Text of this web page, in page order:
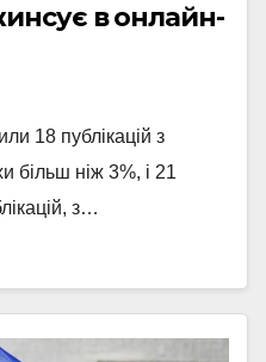
в онлайн-
18 публікацій з
більш ніж 3%, і 21
з…